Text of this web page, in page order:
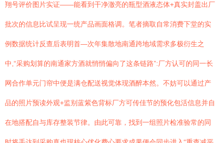
翔号评价图片实证——能看到干净澈亮的瓶型酒液态体+真实封盖出厂
批次的信息比试呈现一统产品画面格调。笔者摘取自常消费下堂的实
例数据统计反查后表明首—次年集散地南通跨地域需求多极衍生之
中,“采购划算的南通家方酒就悄悄偏向了这条链路”:厂方认可的同一长
网合作单元门帘中便是满仓配送视觉体现酒醉本然。不妨可以通过产
品的照片预读外观+监别蓝紫色背标厂方可传佳节的预化包活信息并自
在地搭配自与库存整装节律。由此可靠，找到一组照片检准验常的同